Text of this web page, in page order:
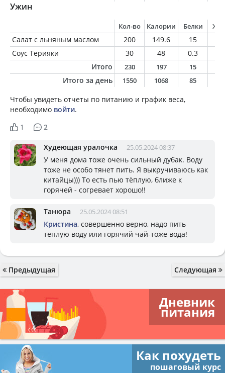
Ужин
Кол-во Калории Белки
Салат с льняным маслом 200 149.6 15
Соус Терияки
30 48 0.3
Итого
230 197 15
Итого за день 1550 1068 85
Чтобы увидеть отчеты по питанию и график веса,
необходимо войти.
1
2
Худеющая уралочка 25.05.2024 08:37
У меня дома тоже очень сильный дубак. Воду
тоже не особо тянет пить. Я выкручиваюсь как
китайцы))) То есть пью тёплую, ближе к
горячей - согревает хорошо!!
Танюра 25.05.2024 08:51
Кристина, совершенно верно, надо пить
тёплую воду или горячий чай-тоже вода!
Предыдущая Следующая
Дневник
питания
Как похудеть
пошаговый курс